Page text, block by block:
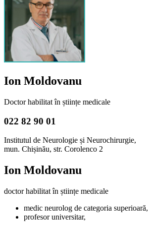
Ion Moldovanu
Doctor habilitat în științe medicale
022 82 90 01
Institutul de Neurologie și Neurochirurgie,
mun. Chișinău, str. Corolenco 2
Ion Moldovanu
doctor habilitat în științe medicale
medic neurolog de categoria superioară,
profesor universitar,